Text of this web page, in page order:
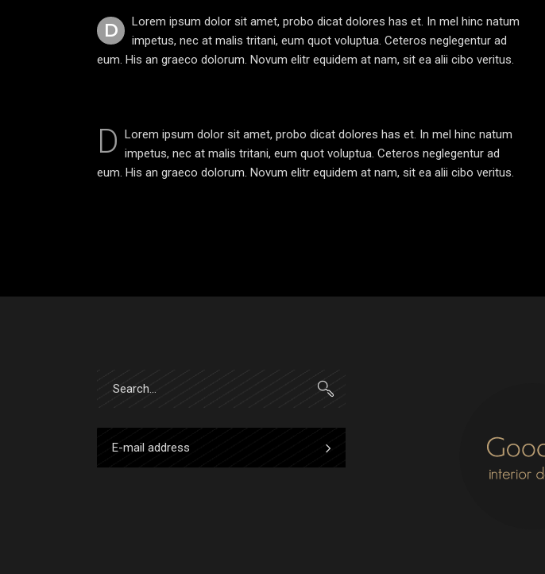
D
Lorem ipsum dolor sit amet, probo dicat dolores has et. In mel hinc natum
impetus, nec at malis tritani, eum quot voluptua. Ceteros neglegentur ad
eum. His an graeco dolorum. Novum elitr equidem at nam, sit ea alii cibo veritus.
D Lorem ipsum dolor sit amet, probo dicat dolores has et. In mel hinc natum
impetus, nec at malis tritani, eum quot voluptua. Ceteros neglegentur ad
eum. His an graeco dolorum. Novum elitr equidem at nam, sit ea alii cibo veritus.